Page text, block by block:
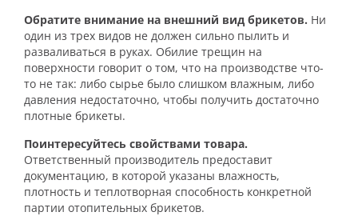
Обратите внимание на внешний вид брикетов. Ни
один из трех видов не должен сильно пылить и
разваливаться в руках. Обилие трещин на
поверхности говорит о том, что на производстве что-
то не так: либо сырье было слишком влажным, либо
давления недостаточно, чтобы получить достаточно
плотные брикеты.
Поинтересуйтесь свойствами товара.
Ответственный производитель предоставит
документацию, в которой указаны влажность,
плотность и теплотворная способность конкретной
партии отопительных брикетов.